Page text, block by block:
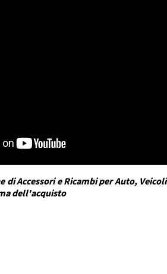
di Accessori e Ricambi per Auto,
dell'acquisto